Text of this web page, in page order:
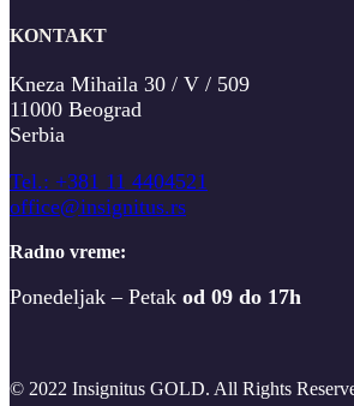
KONTAKT
Kneza Mihaila 30 / V / 509
11000 Beograd
Serbia
Tel.: +381 11 4404521
office@insignitus.rs
Radno vreme:
Ponedeljak – Petak od 09 do 17h
© 2022 Insignitus GOLD. All Rights